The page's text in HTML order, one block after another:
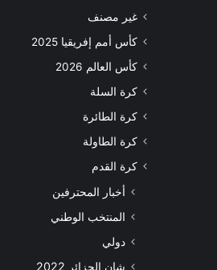
غير مصنف
كأس أمم إفريقيا 2025
كأس العالم 2026
كرة السلة
كرة الطائرة
كرة الطاولة
كرة القدم
أخبار المحترفين
المنتخب الوطني
دولي
شان الجزائر 2022